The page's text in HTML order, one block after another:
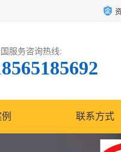
服务咨询热线:
联系方式